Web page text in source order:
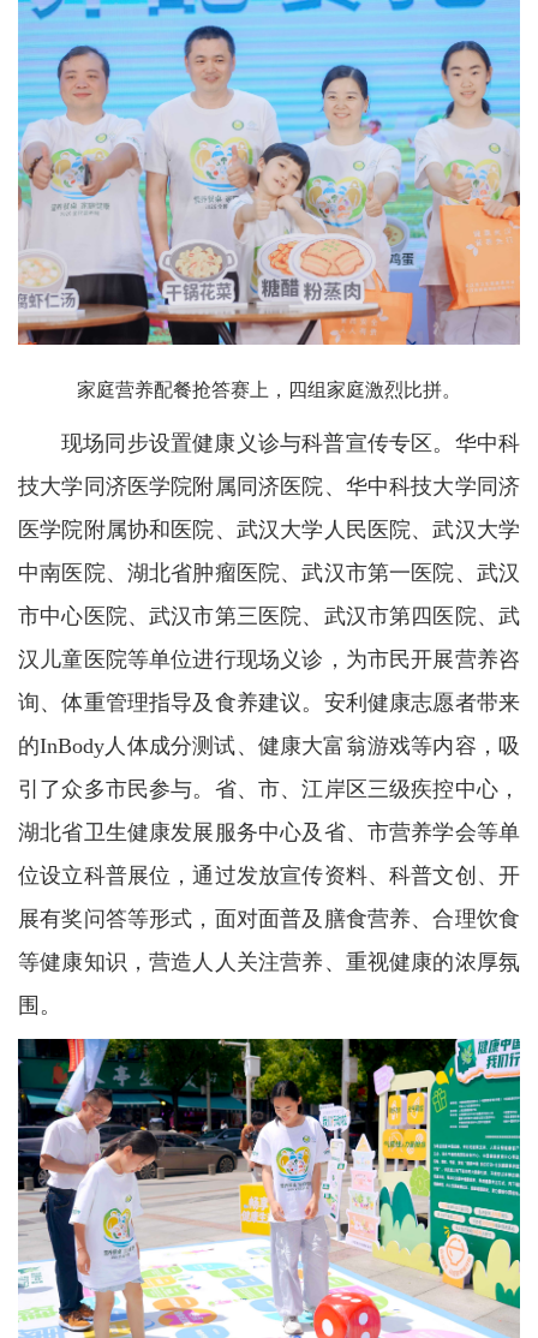
家庭营养配餐抢答赛上，四组家庭激烈比拼。
现场同步设置健康义诊与科普宣传专区。华中科
技大学同济医学院附属同济医院、华中科技大学同济
医学院附属协和医院、武汉大学人民医院、武汉大学
中南医院、湖北省肿瘤医院、武汉市第一医院、武汉
市中心医院、武汉市第三医院、武汉市第四医院、武
汉儿童医院等单位进行现场义诊，为市民开展营养咨
询、体重管理指导及食养建议。安利健康志愿者带来
的InBody人体成分测试、健康大富翁游戏等内容，吸
引了众多市民参与。省、市、江岸区三级疾控中心，
湖北省卫生健康发展服务中心及省、市营养学会等单
位设立科普展位，通过发放宣传资料、科普文创、开
展有奖问答等形式，面对面普及膳食营养、合理饮食
等健康知识，营造人人关注营养、重视健康的浓厚氛
围。